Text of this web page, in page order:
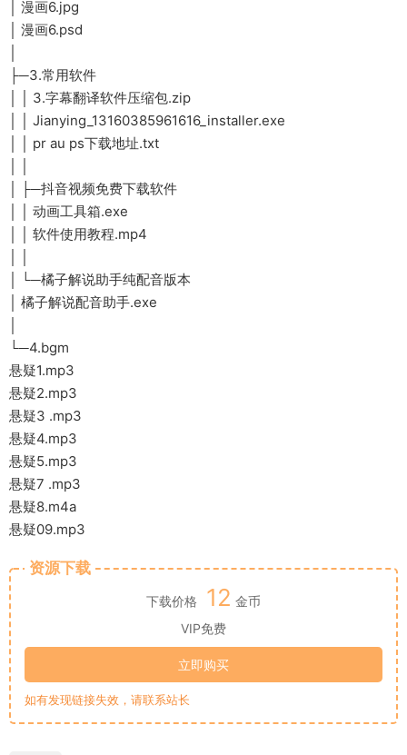
│ 漫画6.jpg
│ 漫画6.psd
├─3.常用软件
│ │ 3.字幕翻译软件压缩包.zip
│ │ Jianying_13160385961616_installer.exe
│ │ pr au ps下载地址.txt
│ ├─抖音视频免费下载软件
│ │ 动画工具箱.exe
│ │ 软件使用教程.mp4
│ └─橘子解说助手纯配音版本
│ 橘子解说配音助手.exe
└─4.bgm
悬疑1.mp3
悬疑2.mp3
悬疑3 .mp3
悬疑4.mp3
悬疑5.mp3
悬疑7 .mp3
悬疑8.m4a
悬疑09.mp3
资源下载
下载价格 12 金币
VIP免费
立即购买
如有发现链接失效，请联系站长